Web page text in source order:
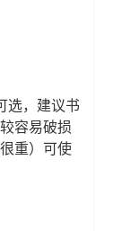
选，建议书
容易破损
重）可使